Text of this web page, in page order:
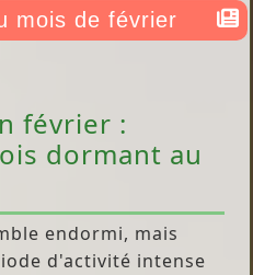
mois de février
février :
dormant au
endormi, mais
d'activité intense